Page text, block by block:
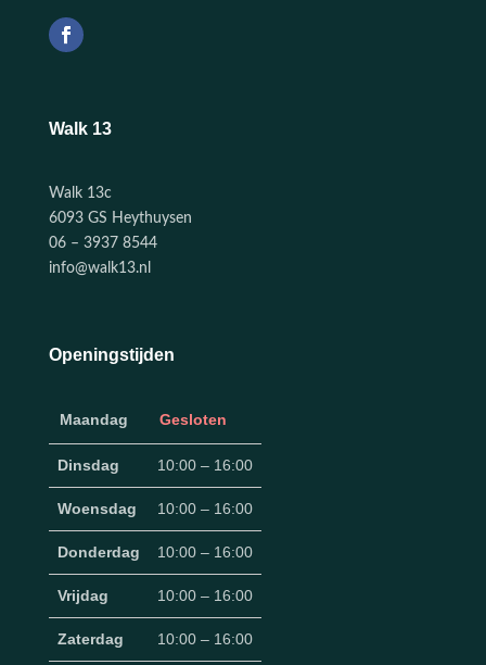
Walk 13
Walk 13c
6093 GS Heythuysen
06 – 3937 8544
info@walk13.nl
Openingstijden
Maandag Gesloten
Dinsdag 10:00 – 16:00
Woensdag 10:00 – 16:00
Donderdag 10:00 – 16:00
Vrijdag 10:00 – 16:00
Zaterdag 10:00 – 16:00